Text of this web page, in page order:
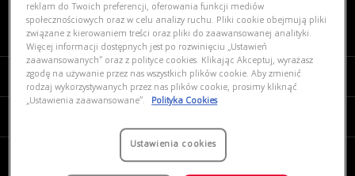
O NAS
MOJE VISION EXPRESS
reklam do Twoich preferencji, oferowania funkcji mediów
społecznościowych oraz w celu analizy ruchu. Pliki cookie obejmują pliki
związane z kierowaniem treści oraz pliki do zaawansowanej analityki.
Więcej informacji dostępnych jest po rozwinięciu „Ustawień
zaawansowanych” oraz z polityce cookies. Klikając Akceptuj, wyrażasz
zgodę na używanie przez nas wszystkich plików cookie. Aby zmienić
rodzaj wykorzystywanych przez nas plików cookie, prosimy kliknąć
„Ustawienia zaawansowane”.
Polityka Cookies
Ustawienia cookies